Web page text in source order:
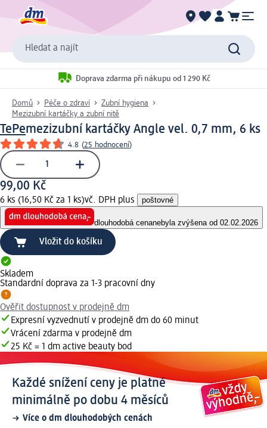
Hledat a najít
Doprava zdarma při nákupu od 1 290 Kč
Domů Péče o zdraví
Zubní hygiena
Mezizubní kartáčky a zubní nitě
TePemezizubní kartáčky Angle vel. 0,7 mm, 6 ks
4.8 (25 hodnocení)
99,00 Kč
6 ks (16,50 Kč za 1 ks)vč. DPH plus poštovné
dlouhodobá cenanebyla zvýšena od 02.02.2026
Vložit do košíku
Skladem
Standardní doprava za 1-3 pracovní dny
Ověřit dostupnost v prodejně dm
Expresní vyzvednutí v prodejně dm do 60 minut
Vrácení zdarma v prodejně dm
25 Kč = 1 dm active beauty bod
Každé snížení ceny je platné
minimálně po dobu 4 měsíců
Více o dm dlouhodobých cenách